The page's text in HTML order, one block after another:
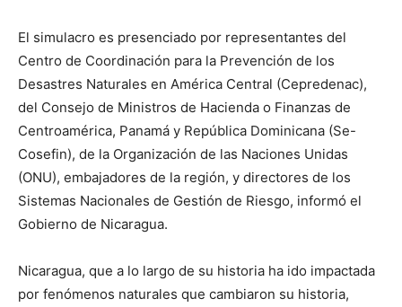
El simulacro es presenciado por representantes del
Centro de Coordinación para la Prevención de los
Desastres Naturales en América Central (Cepredenac),
del Consejo de Ministros de Hacienda o Finanzas de
Centroamérica, Panamá y República Dominicana (Se-
Cosefin), de la Organización de las Naciones Unidas
(ONU), embajadores de la región, y directores de los
Sistemas Nacionales de Gestión de Riesgo, informó el
Gobierno de Nicaragua.
Nicaragua, que a lo largo de su historia ha ido impactada
por fenómenos naturales que cambiaron su historia,